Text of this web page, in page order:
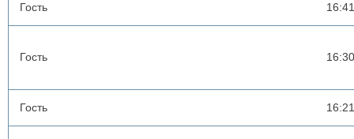
Гость 16:41
Гость 16:30
Гость 16:21